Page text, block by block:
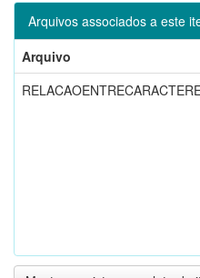
Arquivos associados a este
Arquivo